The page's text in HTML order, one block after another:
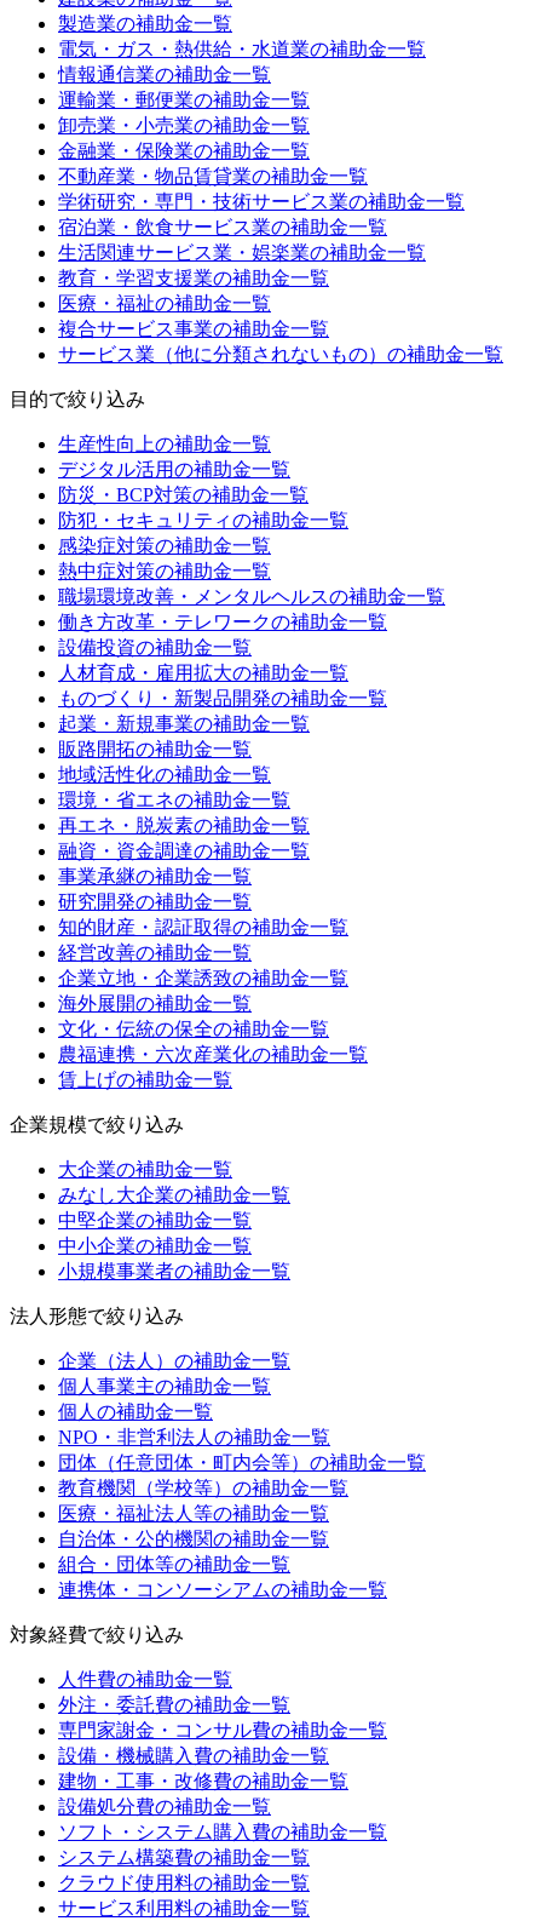
製造業の補助金一覧
電気・ガス・熱供給・水道業の補助金一覧
情報通信業の補助金一覧
運輸業・郵便業の補助金一覧
卸売業・小売業の補助金一覧
金融業・保険業の補助金一覧
不動産業・物品賃貸業の補助金一覧
学術研究・専門・技術サービス業の補助金一覧
宿泊業・飲食サービス業の補助金一覧
生活関連サービス業・娯楽業の補助金一覧
教育・学習支援業の補助金一覧
医療・福祉の補助金一覧
複合サービス事業の補助金一覧
サービス業（他に分類されないもの） の補助金一覧
目的で絞り込み
生産性向上の補助金一覧
デジタル活用の補助金一覧
防災・BCP対策の補助金一覧
防犯・セキュリティの補助金一覧
感染症対策の補助金一覧
熱中症対策の補助金一覧
職場環境改善・メンタルヘルスの補助金一覧
働き方改革・テレワークの補助金一覧
設備投資の補助金一覧
人材育成・雇用拡大の補助金一覧
ものづくり・新製品開発の補助金一覧
起業・新規事業の補助金一覧
販路開拓の補助金一覧
地域活性化の補助金一覧
環境・省エネの補助金一覧
再エネ・脱炭素の補助金一覧
融資・資金調達の補助金一覧
事業承継の補助金一覧
研究開発の補助金一覧
知的財産・認証取得の補助金一覧
経営改善の補助金一覧
企業立地・企業誘致の補助金一覧
海外展開の補助金一覧
文化・伝統の保全の補助金一覧
農福連携・六次産業化の補助金一覧
賃上げの補助金一覧
企業規模で絞り込み
大企業の補助金一覧
みなし大企業の補助金一覧
中堅企業の補助金一覧
中小企業の補助金一覧
小規模事業者の補助金一覧
法人形態で絞り込み
企業（法人） の補助金一覧
個人事業主の補助金一覧
個人 の補助金一覧
NPO・非営利法人 の補助金一覧
団体（任意団体・町内会等） の補助金一覧
教育機関（学校等） の補助金一覧
医療・福祉法人等の補助金一覧
自治体・公的機関の補助金一覧
組合・団体等の補助金一覧
連携体・コンソーシアムの補助金一覧
対象経費で絞り込み
人件費の補助金一覧
外注・委託費の補助金一覧
専門家謝金・コンサル費の補助金一覧
設備・機械購入費の補助金一覧
建物・工事・改修費の補助金一覧
設備処分費の補助金一覧
ソフト・システム購入費の補助金一覧
システム構築費の補助金一覧
クラウド使用料の補助金一覧
サービス利用料の補助金一覧